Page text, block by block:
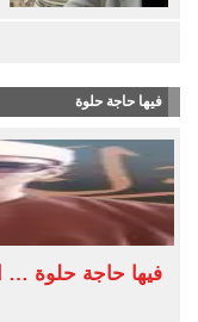
فيها حاجة حلوة
فيها حاجة حلوة …